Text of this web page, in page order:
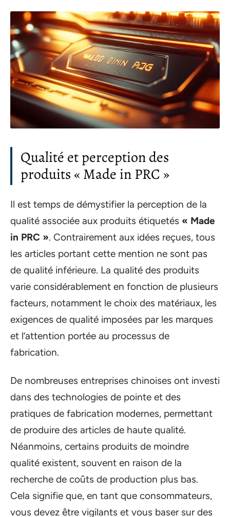
Qualité et perception des
produits « Made in PRC »
Il est temps de démystifier la perception de la
qualité associée aux produits étiquetés « Made
in PRC ». Contrairement aux idées reçues, tous
les articles portant cette mention ne sont pas
de qualité inférieure. La qualité des produits
varie considérablement en fonction de plusieurs
facteurs, notamment le choix des matériaux, les
exigences de qualité imposées par les marques
et l’attention portée au processus de
fabrication.
De nombreuses entreprises chinoises ont investi
dans des technologies de pointe et des
pratiques de fabrication modernes, permettant
de produire des articles de haute qualité.
Néanmoins, certains produits de moindre
qualité existent, souvent en raison de la
recherche de coûts de production plus bas.
Cela signifie que, en tant que consommateurs,
vous devez être vigilants et vous baser sur des